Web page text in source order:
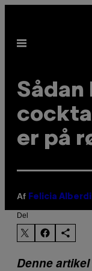
indhold
Åbn
er på
Af Felicia
Del
Denne